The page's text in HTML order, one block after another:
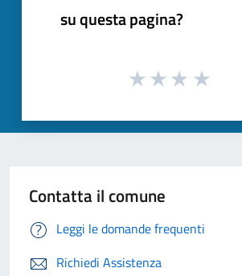
su questa pagina?
Contatta il comune
Leggi le domande frequenti
Richiedi Assistenza